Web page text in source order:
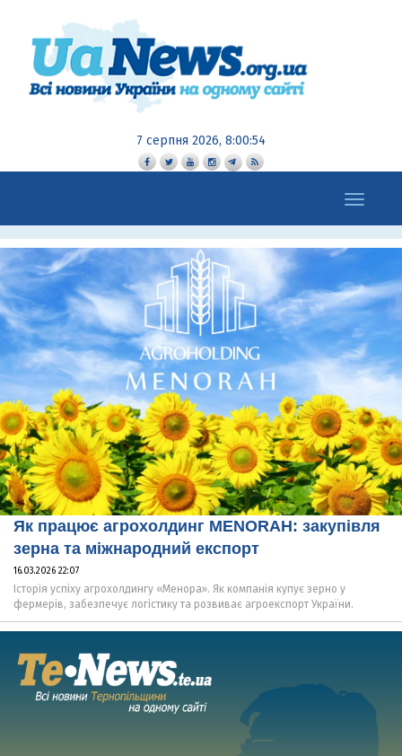
7 серпня 2026, 8:00:54
Toggle
navigation
Як працює агрохолдинг MENORAH: закупівля
зерна та міжнародний експорт
16.03.2026 22:07
Історія успіху агрохолдингу «Менора». Як компанія купує зерно у
фермерів, забезпечує логістику та розвиває агроекспорт України.